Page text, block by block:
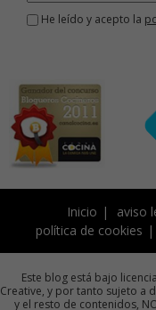
He leído y acepto la
Inicio aviso
política de cookies
Este blog está bajo
Creative, y por tanto sujeto a
y el resto de contenidos,